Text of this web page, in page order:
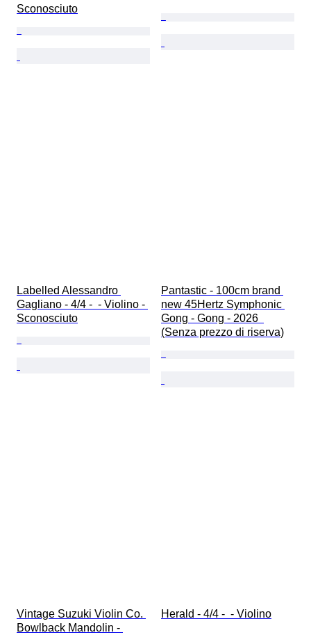
Sconosciuto
Labelled Alessandro
Gagliano - 4/4 -  - Violino -
Sconosciuto
Pantastic - 100cm brand
new 45Hertz Symphonic
Gong - Gong - 2026
(Senza prezzo di riserva)
Vintage Suzuki Violin Co.
Bowlback Mandolin -
Herald - 4/4 -  - Violino